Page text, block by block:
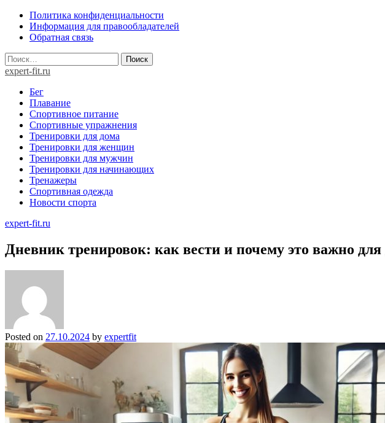
Skip
content
Политика конфиденциальности
Информация для правообладателей
Обратная связь
Найти:
expert-fit.ru
Бег
Плавание
Спортивное питание
Спортивные упражнения
Тренировки для дома
Тренировки для женщин
Тренировки для мужчин
Тренировки для начинающих
Тренажеры
Спортивная одежда
Новости спорта
expert-fit.ru
Дневник тренировок: как вести и почему это важно
Posted on 27.10.2024 by expertfit